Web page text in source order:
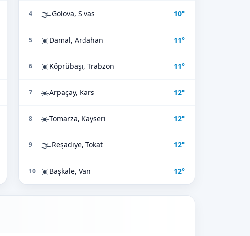
4 🌫️Gölova, Sivas 10°
5 ☀️Damal, Ardahan 11°
6 ☀️Köprübaşı, Trabzon 11°
7 ☀️Arpaçay, Kars 12°
8 ☀️Tomarza, Kayseri 12°
9 🌫️Reşadiye, Tokat 12°
10 ☀️Başkale, Van 12°